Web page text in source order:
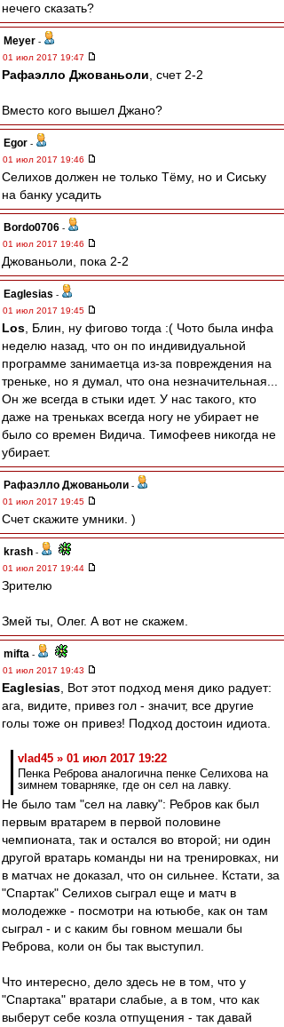
нечего сказать?
Meyer -
01 июл 2017 19:47
Рафаэлло Джованьоли , счет 2-2
Вместо кого вышел Джано?
Egor -
01 июл 2017 19:46
Селихов должен не только Тёму, но и Сиську
на банку усадить
Bordo0706 -
01 июл 2017 19:46
Джованьоли, пока 2-2
Eaglesias -
01 июл 2017 19:45
Los , Блин, ну фигово тогда :( Чото была инфа
неделю назад, что он по индивидуальной
программе занимаетца из-за повреждения на
треньке, но я думал, что она незначительная...
Он же всегда в стыки идет. У нас такого, кто
даже на треньках всегда ногу не убирает не
было со времен Видича. Тимофеев никогда не
убирает.
Рафаэлло Джованьоли -
01 июл 2017 19:45
Счет скажите умники. )
krash -
01 июл 2017 19:44
Зрителю
Змей ты, Олег. А вот не скажем.
mifta -
01 июл 2017 19:43
Eaglesias , Вот этот подход меня дико радует:
ага, видите, привез гол - значит, все другие
голы тоже он привез! Подход достоин идиота.
vlad45 » 01 июл 2017 19:22
Пенка Реброва аналогична пенке Селихова на
зимнем товарняке, где он сел на лавку.
Не было там "сел на лавку": Ребров как был
первым вратарем в первой половине
чемпионата, так и остался во второй; ни один
другой вратарь команды ни на тренировках, ни
в матчах не доказал, что он сильнее. Кстати, за
"Спартак" Селихов сыграл еще и матч в
молодежке - посмотри на ютьюбе, как он там
сыграл - и с каким бы говном мешали бы
Реброва, коли он бы так выступил.
Что интересно, дело здесь не в том, что у
"Спартака" вратари слабые, а в том, что как
выберут себе козла отпущения - так давай